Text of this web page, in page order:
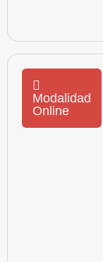
Modalidad
Online